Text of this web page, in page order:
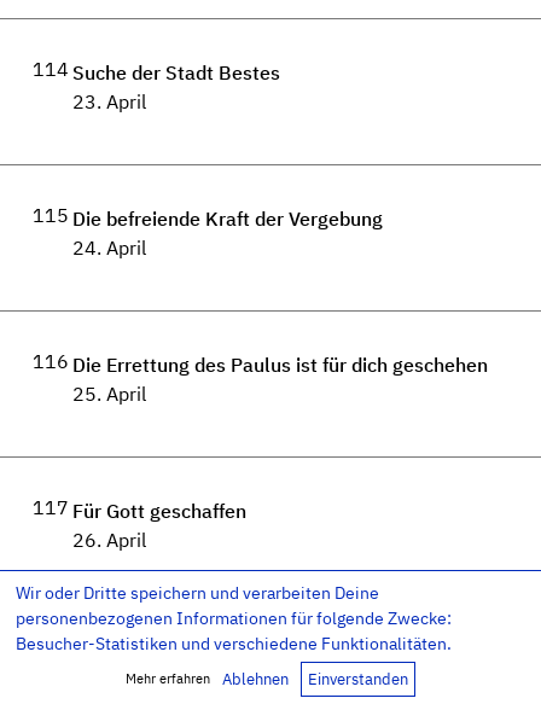
114 Suche der Stadt Bestes
23. April
115 Die befreiende Kraft der Vergebung
24. April
116 Die Errettung des Paulus ist für dich geschehen
25. April
117 Für Gott geschaffen
26. April
118 Kinder eines singenden Gottes
27. April
Wir oder Dritte speichern und verarbeiten Deine
personenbezogenen Informationen für folgende Zwecke:
Besucher-Statistiken und verschiedene Funktionalitäten.
Mehr erfahren Ablehnen Einverstanden